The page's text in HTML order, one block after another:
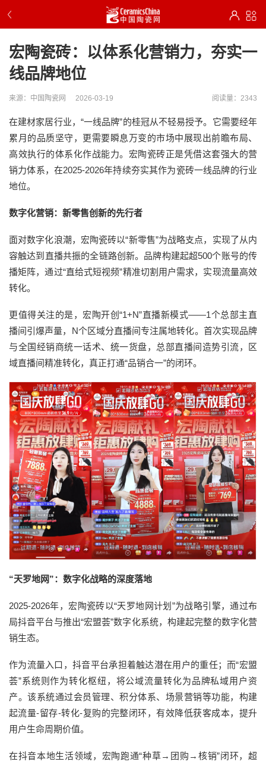
宏陶瓷砖：以体系化营销力，夯实一
线品牌地位
来源：中国陶瓷网 2026-03-19 阅读量：2343
在建材家居行业，“一线品牌”的桂冠从不轻易授予。它需要经年
累月的品质坚守，更需要瞬息万变的市场中展现出前瞻布局、
高效执行的体系化作战能力。宏陶瓷砖正是凭借这套强大的营
销力体系，在2025-2026年持续夯实其作为瓷砖一线品牌的行业
地位。
数字化营销：新零售创新的先行者
面对数字化浪潮，宏陶瓷砖以“新零售”为战略支点，实现了从内
容触达到直播共振的全链路创新。品牌构建起超500个账号的传
播矩阵，通过“直给式短视频”精准切割用户需求，实现流量高效
转化。
更值得关注的是，宏陶开创“1+N”直播新模式——1个总部主直
播间引爆声量，N个区域分直播间专注属地转化。首次实现品牌
与全国经销商统一话术、统一货盘，总部直播间造势引流，区
域直播间精准转化，真正打通“品销合一”的闭环。
“天罗地网”：数字化战略的深度落地
2025-2026年，宏陶瓷砖以“天罗地网计划”为战略引擎，通过布
局抖音平台与推出“宏盟荟”数字化系统，构建起完整的数字化营
销生态。
作为流量入口，抖音平台承担着触达潜在用户的重任；而“宏盟
荟”系统则作为转化枢纽，将公域流量转化为品牌私域用户资
产。该系统通过会员管理、积分体系、场景营销等功能，构建
起流量-留存-转化-复购的完整闭环，有效降低获客成本，提升
用户生命周期价值。
在抖音本地生活领域，宏陶跑通“种草→团购→核销”闭环，超